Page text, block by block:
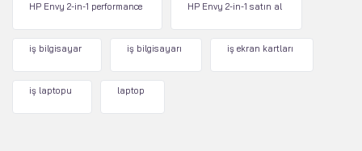
HP Envy 2-in-1 performance HP Envy 2-in-1 satın al
iş bilgisayar iş bilgisayarı iş ekran kartları
iş laptopu laptop